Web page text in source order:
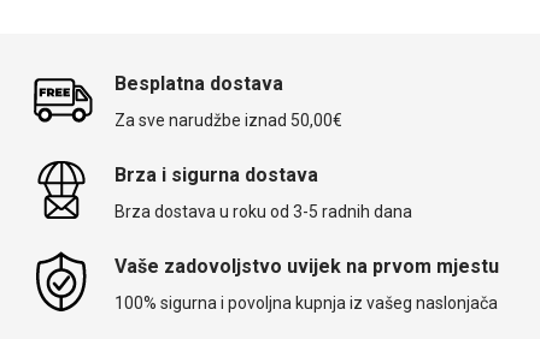
Besplatna dostava
Za sve narudžbe iznad 50,00€
Brza i sigurna dostava
Brza dostava u roku od 3-5 radnih dana
Vaše zadovoljstvo uvijek na prvom mjestu
100% sigurna i povoljna kupnja iz vašeg naslonjača